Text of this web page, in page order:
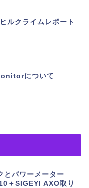
ルクライムレポート
について
とパワーメーター
＋SIGEYI AXO取り